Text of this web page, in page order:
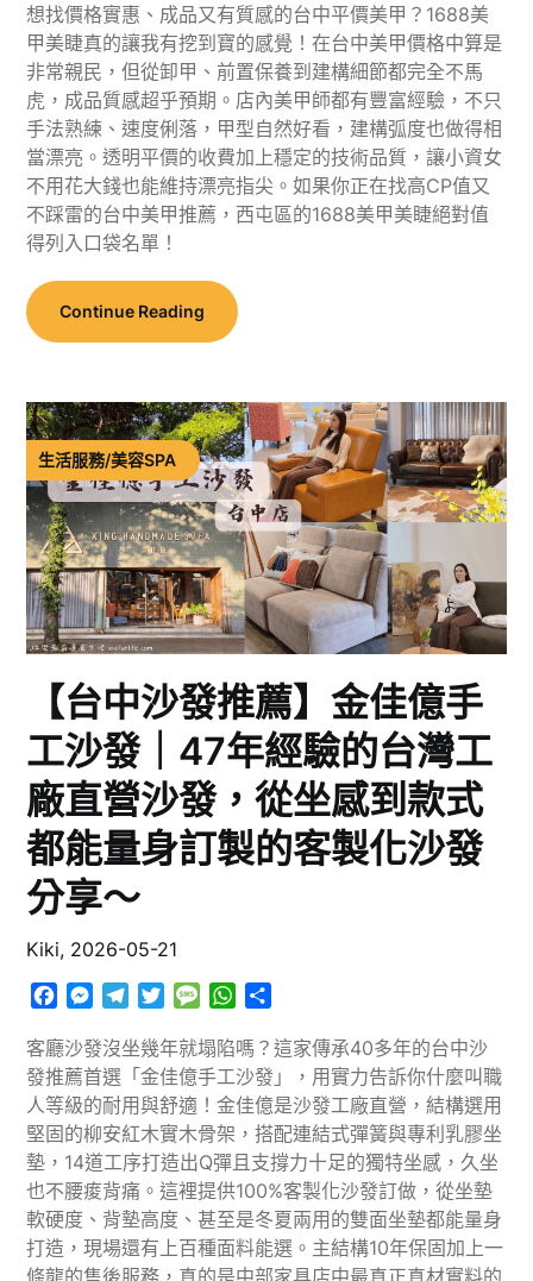
想找價格實惠、成品又有質感的台中平價美甲？1688美
甲美睫真的讓我有挖到寶的感覺！在台中美甲價格中算是
非常親民，但從卸甲、前置保養到建構細節都完全不馬
虎，成品質感超乎預期。店內美甲師都有豐富經驗，不只
手法熟練、速度俐落，甲型自然好看，建構弧度也做得相
當漂亮。透明平價的收費加上穩定的技術品質，讓小資女
不用花大錢也能維持漂亮指尖。如果你正在找高CP值又
不踩雷的台中美甲推薦，西屯區的1688美甲美睫絕對值
得列入口袋名單！
Continue Reading
生活服務/美容SPA
【台中沙發推薦】金佳億手
工沙發｜47年經驗的台灣工
廠直營沙發，從坐感到款式
都能量身訂製的客製化沙發
分享～
Kiki, 2026-05-21
Facebook
Messenger
TelegramTwitterMessageWhatsApp
客廳沙發沒坐幾年就塌陷嗎？這家傳承40多年的台中沙
發推薦首選「金佳億手工沙發」，用實力告訴你什麼叫職
人等級的耐用與舒適！金佳億是沙發工廠直營，結構選用
堅固的柳安紅木實木骨架，搭配連結式彈簧與專利乳膠坐
墊，14道工序打造出Q彈且支撐力十足的獨特坐感，久坐
也不腰痠背痛。這裡提供100%客製化沙發訂做，從坐墊
軟硬度、背墊高度、甚至是冬夏兩用的雙面坐墊都能量身
打造，現場還有上百種面料能選。主結構10年保固加上一
條龍的售後服務，真的是中部家具店中最真正真材實料的